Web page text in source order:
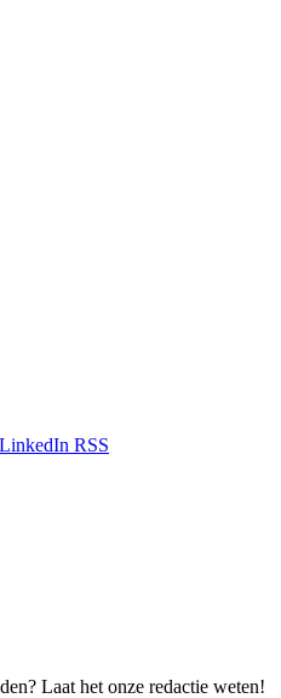
LinkedIn RSS
Laat het onze redactie weten!